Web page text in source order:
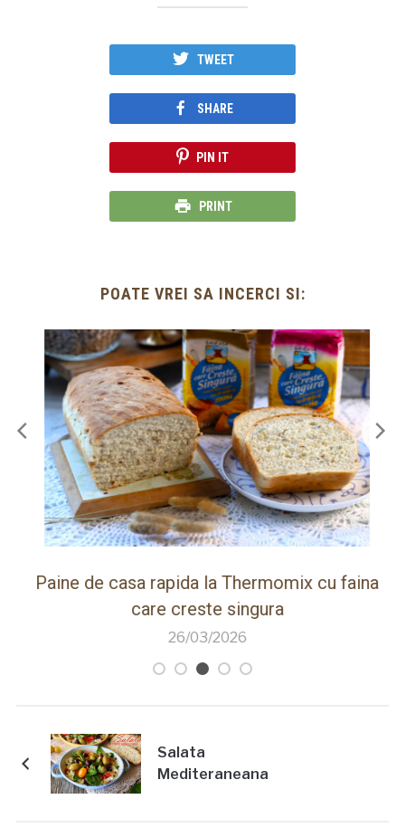
TWEET
SHARE
PIN IT
PRINT
POATE VREI SA INCERCI SI:
Paine de casa rapida la Thermomix cu faina
care creste singura
26/03/2026
Salata
Mediteraneana